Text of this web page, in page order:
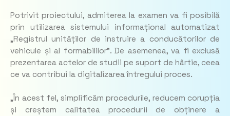
Potrivit proiectului, admiterea la examen va fi posibilă
prin utilizarea sistemului informațional automatizat
„Registrul unităților de instruire a conducătorilor de
vehicule și al formabililor”. De asemenea, va fi exclusă
prezentarea actelor de studii pe suport de hârtie, ceea
ce va contribui la digitalizarea întregului proces.
„În acest fel, simplificăm procedurile, reducem corupția
și creștem calitatea procedurii de obținere a